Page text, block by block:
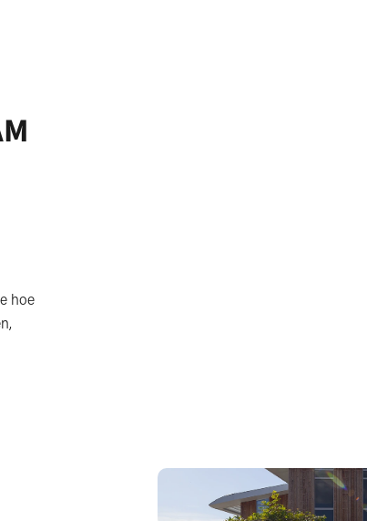
hoe